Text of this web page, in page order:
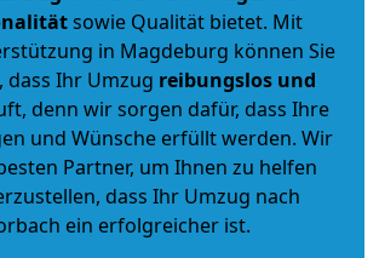
sowie Qualität bietet. Mit
in Magdeburg können Sie
dass Ihr Umzug reibungslos und
denn wir sorgen dafür, dass Ihre
und Wünsche erfüllt werden. Wir
Partner, um Ihnen zu helfen
dass Ihr Umzug nach
ein erfolgreicher ist.